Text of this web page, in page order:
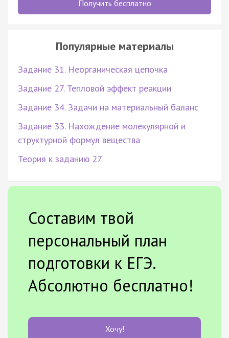
Получить бесплатно
Популярные материалы
Задание 31. Неорганическая цепочка
Задание 27. Тепловой эффект реакции
Задание 34. Задачи на материальный баланс
Задание 33. Нахождение молекулярной и
структурной формул вещества
Теория к заданию 27
Составим твой
персональный план
подготовки к ЕГЭ.
Абсолютно бесплатно!
Хочу!